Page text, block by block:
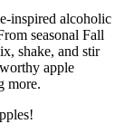
inspired alcoholic
seasonal Fall
shake, and stir
apple
more.